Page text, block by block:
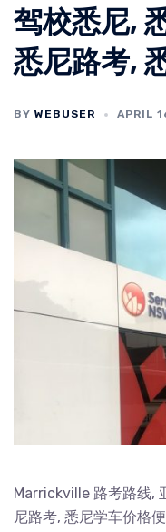
驾校悉尼,
悉尼路考,
BY WEBUSER APRIL
Marrickville 路考路线,
尼路考, 悉尼学车价格